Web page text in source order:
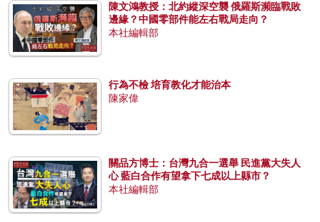
陳文鴻教授：北約縱深空襲 俄羅斯瀕臨戰敗
邊緣？中國零部件能左右戰局走向？
本社編輯部
行為不檢 培育教化才能治本
陳家偉
關品方博士：台灣九合一選舉 民進黨大失人
心 藍白合作有望拿下七成以上縣市？
本社編輯部